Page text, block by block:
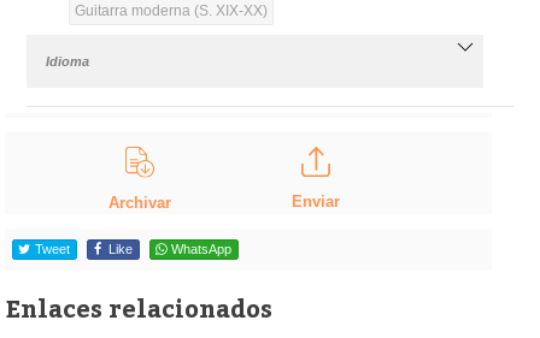
Guitarra moderna (S. XIX-XX)
Idioma
Archivar Enviar
Tweet Like WhatsApp
Enlaces relacionados